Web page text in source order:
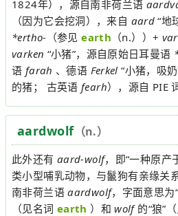
1824年），源自南非荷兰语
（因为它会挖洞），来自 aard “地
*ertho- （参见earth （n.））+
varken “小猪”，源自原始日耳曼语
语 farah 、德语 Ferkel “小猪，吸
的猪； 古英语 fearh），源自 PIE
aardwolf（n.）
此外还有 aard-wolf，即“一种原产
类小型哺乳动物，与鬣狗有亲缘关
南非荷兰语aardwolf，字面意思为
（见名词 earth ）和wolf的“狼”